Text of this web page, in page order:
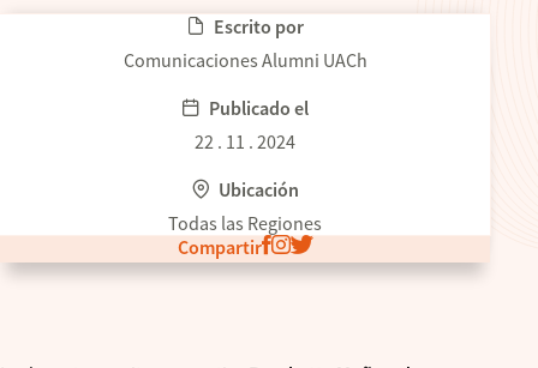
Escrito por
Comunicaciones Alumni UACh
Publicado el
22 . 11 . 2024
Ubicación
Todas las Regiones
Compartir